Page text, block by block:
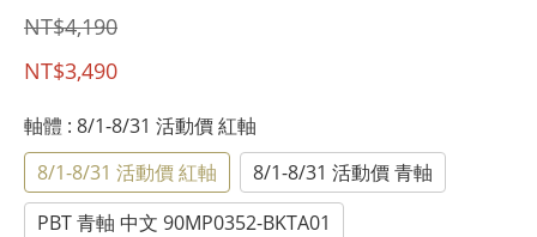
NT$4,190
NT$3,490
軸體 : 8/1-8/31 活動價 紅軸
8/1-8/31 活動價 紅軸
8/1-8/31 活動價 青軸
PBT 青軸 中文 90MP0352-BKTA01